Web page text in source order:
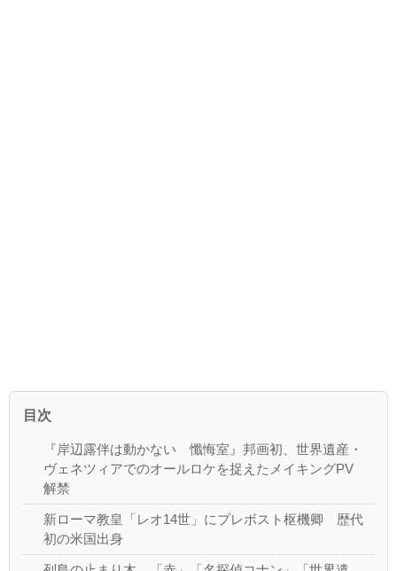
目次
『岸辺露伴は動かない 懺悔室』邦画初、世界遺産・
ヴェネツィアでのオールロケを捉えたメイキングPV
解禁
新ローマ教皇「レオ14世」にプレボスト枢機卿 歴代
初の米国出身